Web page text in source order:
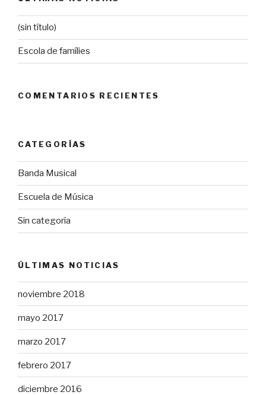
(sin título)
Escola de famílies
COMENTARIOS RECIENTES
CATEGORÍAS
Banda Musical
Escuela de Música
Sin categoría
ÚLTIMAS NOTICIAS
noviembre 2018
mayo 2017
marzo 2017
febrero 2017
diciembre 2016